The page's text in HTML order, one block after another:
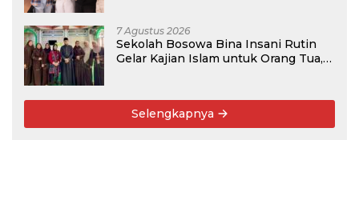
7 Agustus 2026
Sekolah Bosowa Bina Insani Rutin
Gelar Kajian Islam untuk Orang Tua,
Selengkapnya